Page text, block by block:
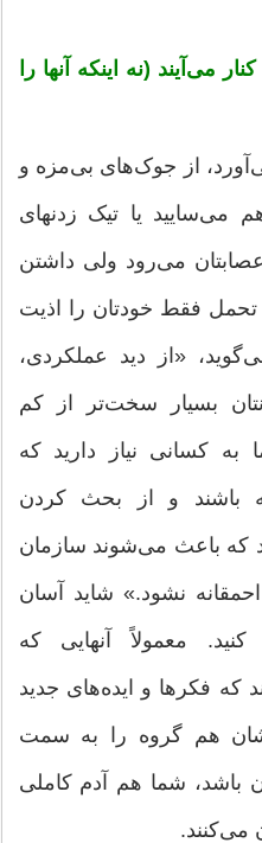
می‌آیند (نه اینکه آنها را
از جوک‌های بی‌مزه‌ و
می‌سایید یا تیک زدنهای
می‌رود ولی داشتن
فقط خودتان را اذیت
«از دید عملکردی،
بسیار سخت‌تر از کم
کسانی نیاز دارید که
باشند و از بحث کردن
که باعث می‌شوند سازمان
نشود.» شاید آسان
معمولاً آنهایی که
که فکرها و ایده‌های جدید
هم گروه را به سمت
باشد، شما هم آدم کاملی
می‌کنند.